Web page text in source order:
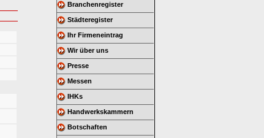
Branchenregister
Städteregister
Ihr Firmeneintrag
Wir über uns
Presse
Messen
IHKs
Handwerkskammern
Botschaften